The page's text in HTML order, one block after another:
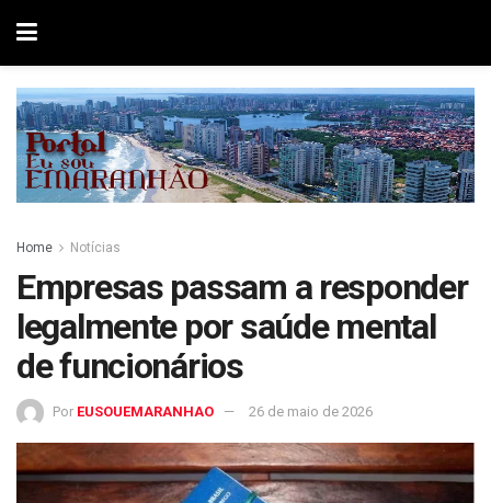
Home Notícias
Empresas passam a responder
legalmente por saúde mental
de funcionários
Por EUSOUEMARANHAO 26 de maio de 2026